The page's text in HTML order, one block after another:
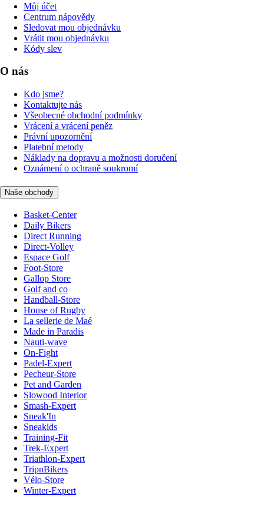
Můj účet
Centrum nápovědy
Sledovat mou objednávku
Vrátit mou objednávku
Kódy slev
O nás
Kdo jsme?
Kontaktujte nás
Všeobecné obchodní podmínky
Vrácení a vrácení peněz
Právní upozornění
Platební metody
Náklady na dopravu a možnosti doručení
Oznámení o ochraně soukromí
Naše obchody
Basket-Center
Daily Bikers
Direct Running
Direct-Volley
Espace Golf
Foot-Store
Gallop Store
Golf and co
Handball-Store
House of Rugby
La sellerie de Maé
Made in Paradis
Nauti-wave
On-Fight
Padel-Expert
Pecheur-Store
Pet and Garden
Slowood Interior
Smash-Expert
Sneak'In
Sneakids
Training-Fit
Trek-Expert
Triathlon-Expert
TripnBikers
Vélo-Store
Winter-Expert